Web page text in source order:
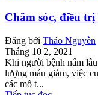
Chăm sóc, điều
Đăng bởi Thảo Nguyễn
Tháng 10 2, 2021
Khi người bệnh nằm
lượng máu giảm, việc
các mô t...